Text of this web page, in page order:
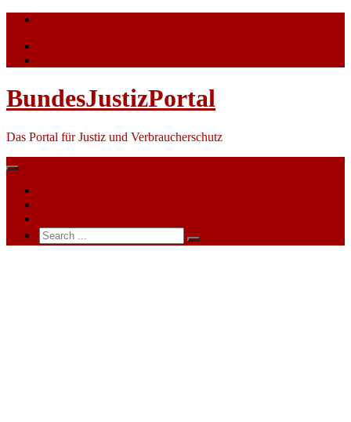
Skip
content
BundesJustizPortal
Das Portal für Justiz und Verbraucherschutz
Search
for: